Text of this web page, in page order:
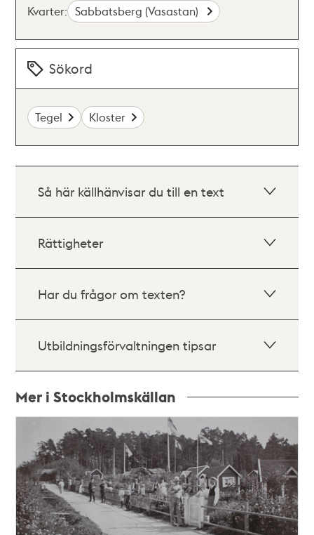
Kvarter: Sabbatsberg (Vasastan)
Sökord
Tegel Kloster
Så här källhänvisar du till en text
Rättigheter
Har du frågor om texten?
Utbildningsförvaltningen tipsar
Mer i Stockholmskällan
poster
och
teman